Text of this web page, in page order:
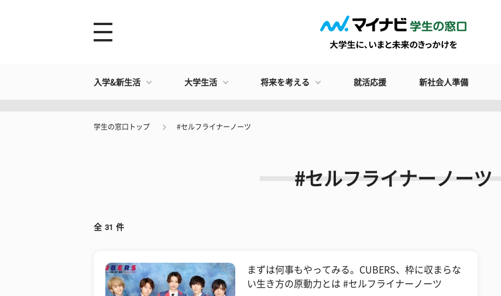
入学&新生活 大学生活 将来を考える 就活応援 新社会人準備
学生の窓口トップ #セルフライナーノーツ
#セルフライナーノーツ
全 31 件
まずは何事もやってみる。CUBERS、枠に収まらな
い生き方の原動力とは #セルフライナーノーツ